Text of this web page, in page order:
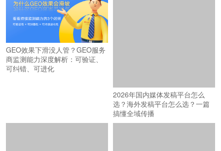
GEO效果下滑没人管？GEO服务
商监测能力深度解析：可验证、
可纠错、可进化
2026年国内媒体发稿平台怎么
选？海外发稿平台怎么选？一篇
搞懂全域传播